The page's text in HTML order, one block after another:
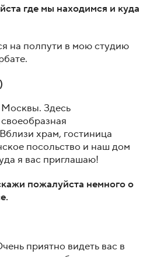
где мы находимся и куда
на полпути в мою студию
Здесь
храм, гостиница
посольство и наш дом
я вас приглашаю!
пожалуйста немного о
приятно видеть вас в